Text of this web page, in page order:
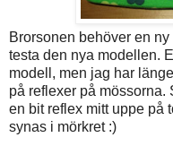
Brorsonen behöver en
testa den nya modellen.
modell, men jag har
på reflexer på mössorna.
en bit reflex mitt uppe på
synas i mörkret :)